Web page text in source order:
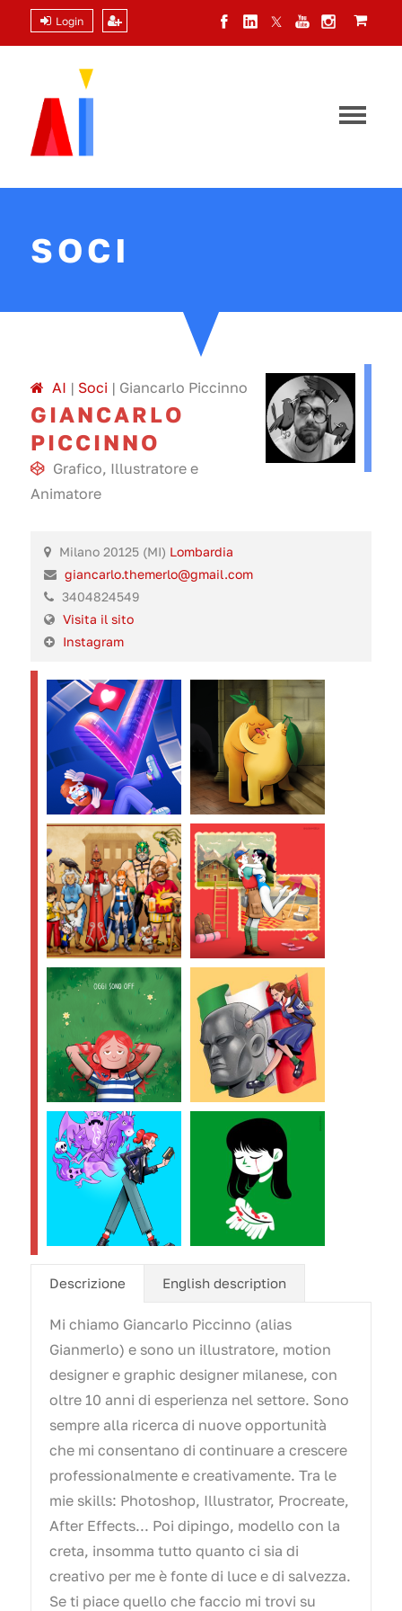
Login
SOCI
AI | Soci | Giancarlo Piccinno
GIANCARLO
PICCINNO
Grafico, Illustratore e
Animatore
Milano 20125 (MI) Lombardia
giancarlo.themerlo@gmail.com
3404824549
Visita il sito
Instagram
Descrizione English description
Mi chiamo Giancarlo Piccinno (alias
Gianmerlo) e sono un illustratore, motion
designer e graphic designer milanese, con
oltre 10 anni di esperienza nel settore. Sono
sempre alla ricerca di nuove opportunità
che mi consentano di continuare a crescere
professionalmente e creativamente. Tra le
mie skills: Photoshop, Illustrator, Procreate,
After Effects... Poi dipingo, modello con la
creta, insomma tutto quanto ci sia di
creativo per me è fonte di luce e di salvezza.
Se ti piace quello che faccio mi trovi su